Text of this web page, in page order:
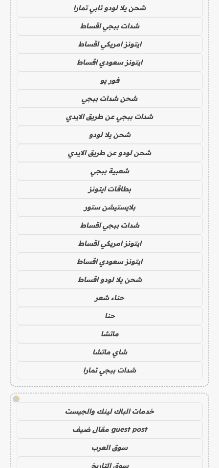
شحن يلا لودو تابي تمارا
شدات ببجي اقساط
ايتونز امريكي اقساط
ايتونز سعودي اقساط
فور يو
شحن شدات ببجي
شدات ببجي عن طريق الايدي
شحن يلا لودو
شحن لودو عن طريق الايدي
شعبية ببجي
بطاقات ايتونز
بلايستيشن ستور
شدات ببجي اقساط
ايتونز امريكي اقساط
ايتونز سعودي اقساط
شحن يلا لودو اقساط
حناء شعر
حنا
ماتشا
شاي ماتشا
شدات ببجي تمارا
!
خدمات الباك لينك والجيست
guest post مقال ضيف
سوق العرب
سوق التاريخ